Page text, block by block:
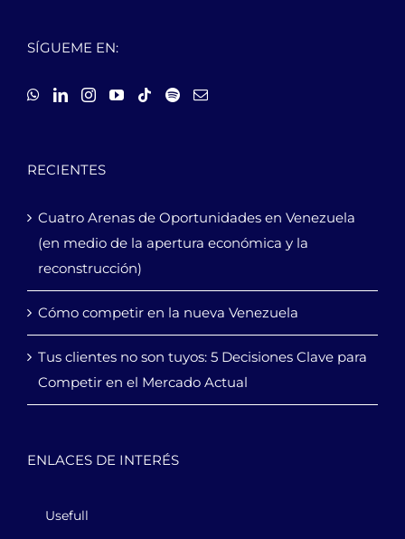
SÍGUEME EN:
RECIENTES
Cuatro Arenas de Oportunidades en Venezuela
(en medio de la apertura económica y la
reconstrucción)
Cómo competir en la nueva Venezuela
Tus clientes no son tuyos: 5 Decisiones Clave para
Competir en el Mercado Actual
ENLACES DE INTERÉS
Usefull